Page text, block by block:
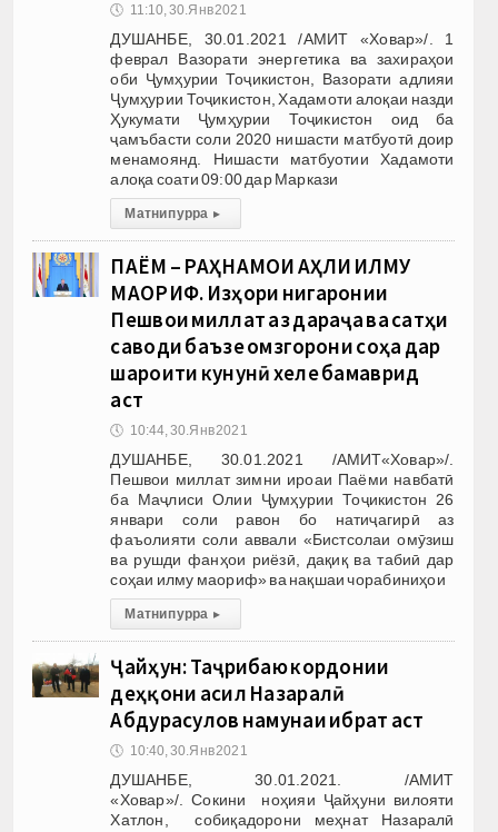
🕔 11:10, 30.Янв 2021
ДУШАНБЕ, 30.01.2021 /АМИТ «Ховар»/. 1
феврал Вазорати энергетика ва захираҳои
оби Ҷумҳурии Тоҷикистон, Вазорати адлияи
Ҷумҳурии Тоҷикистон, Хадамоти алоқаи назди
Ҳукумати Ҷумҳурии Тоҷикистон оид ба
ҷамъбасти соли 2020 нишасти матбуотӣ доир
менамоянд. Нишасти матбуотии Хадамоти
алоқа соати 09:00 дар Маркази
Матни пурра ▸
ПАЁМ – РАҲНАМОИ АҲЛИ ИЛМУ
МАОРИФ. Изҳори нигаронии
Пешвои миллат аз дараҷа ва сатҳи
саводи баъзе омӯзгорони соҳа дар
шароити кунунӣ хеле бамаврид
аст
🕔 10:44, 30.Янв 2021
ДУШАНБЕ, 30.01.2021 /АМИТ«Ховар»/.
Пешвои миллат зимни ироаи Паёми навбатӣ
ба Маҷлиси Олии Ҷумҳурии Тоҷикистон 26
январи соли равон бо натиҷагирӣ аз
фаъолияти соли аввали «Бистсолаи омӯзиш
ва рушди фанҳои риёзӣ, дақиқ ва табиӣ дар
соҳаи илму маориф» ва нақшаи чорабиниҳои
Матни пурра ▸
Ҷайҳун: Таҷрибаю кордонии
деҳқони асил Назаралӣ
Абдурасулов намунаи ибрат аст
🕔 10:40, 30.Янв 2021
ДУШАНБЕ, 30.01.2021. /АМИТ
«Ховар»/. Сокини ноҳияи Ҷайҳуни вилояти
Хатлон, собиқадорони меҳнат Назаралӣ